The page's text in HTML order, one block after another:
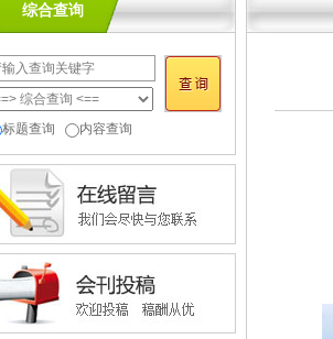
综合查询
标题查询 内容查询